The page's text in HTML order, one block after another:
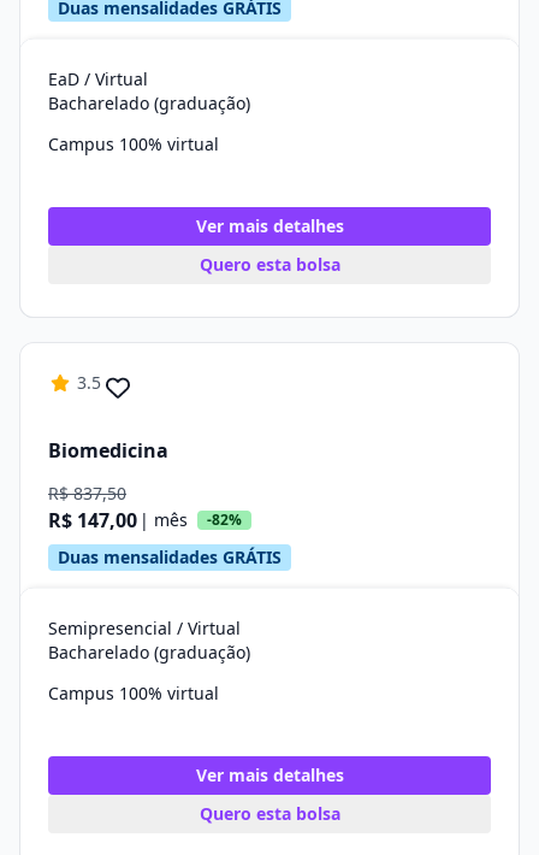
Duas mensalidades GRÁTIS
EaD / Virtual
Bacharelado (graduação)
Campus 100% virtual
Ver mais detalhes
Quero esta bolsa
3.5
Biomedicina
R$ 837,50
R$ 147,00 | mês -82%
Duas mensalidades GRÁTIS
Semipresencial / Virtual
Bacharelado (graduação)
Campus 100% virtual
Ver mais detalhes
Quero esta bolsa